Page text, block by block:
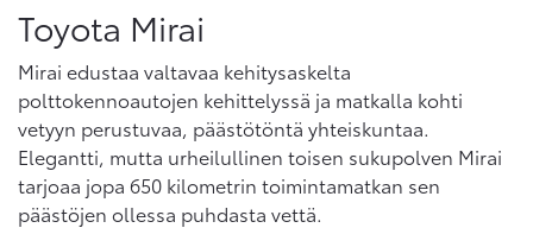
Toyota Mirai
Mirai edustaa valtavaa kehitysaskelta
polttokennoautojen kehittelyssä ja matkalla kohti
vetyyn perustuvaa, päästötöntä yhteiskuntaa.
Elegantti, mutta urheilullinen toisen sukupolven Mirai
tarjoaa jopa 650 kilometrin toimintamatkan sen
päästöjen ollessa puhdasta vettä.